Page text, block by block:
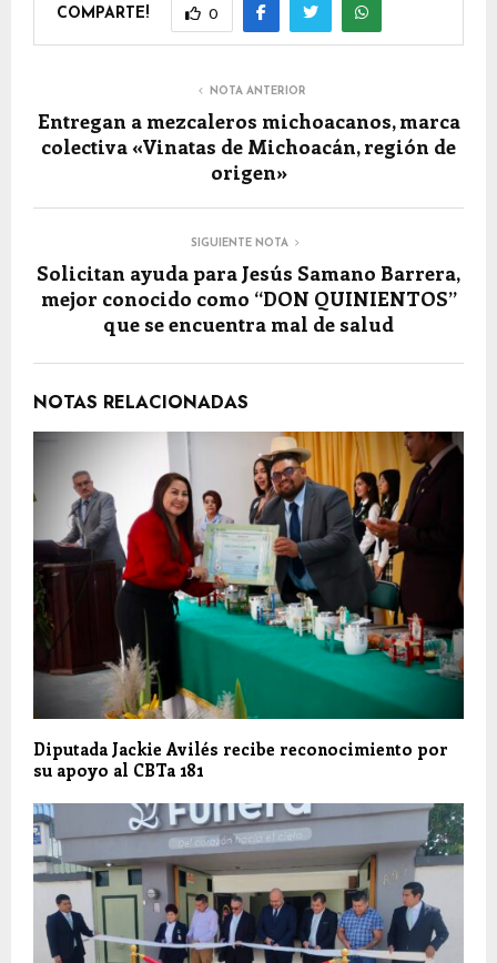
COMPARTE! 0
NOTA ANTERIOR
Entregan a mezcaleros michoacanos, marca
colectiva «Vinatas de Michoacán, región de
origen»
SIGUIENTE NOTA
Solicitan ayuda para Jesús Samano Barrera,
mejor conocido como “DON QUINIENTOS”
que se encuentra mal de salud
NOTAS RELACIONADAS
Diputada Jackie Avilés recibe reconocimiento por
su apoyo al CBTa 181